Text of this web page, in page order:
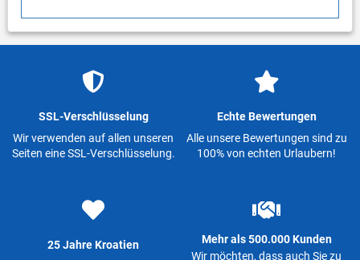
SSL-Verschlüsselung
Wir verwenden auf allen unseren
Seiten eine SSL-Verschlüsselung.
Echte Bewertungen
Alle unsere Bewertungen sind zu
100% von echten Urlaubern!
25 Jahre Kroatien
Mehr als 500.000 Kunden
Wir möchten, dass auch Sie zu